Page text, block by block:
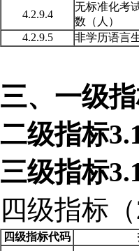
4.2.9.4
无标准化考
数（人）
4.2.9.5
非学历语言
三、一级
二级指标
三级指标
四级指标（
四级指标代码